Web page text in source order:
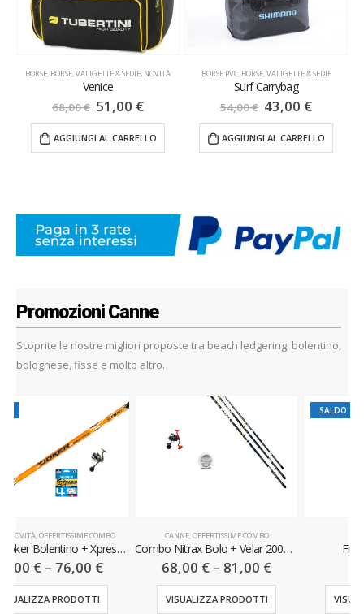
,NOVITÀ
BORSE, BORSE, VALIGETTE & SEDIE, NOVITÀ
Venice
68,00€ 51,00 €
AGGIUNGI AL CARRELLO
BORSE PVC, BORSE, VALIGETTE & SEDIE
Surf Carrybag
54,00€ 43,00 €
AGGIUNGI AL CARRELLO
Promozioni Canne
Scoprite le nostre migliori proposte tra beach ledgering, bolentino,
bolognese, fisse e molto altro.
CANNE,OFFERTISSIME COMBO
Combo Nitrax Bolo + Velar 2000 X6X + Honor 150 mt
68,00€ –
VISUALIZZA PRODOTTI
SALDO
BOLOGNESE
Fiume WR T-8000
545,00
VISUALIZZA PRODOTTI